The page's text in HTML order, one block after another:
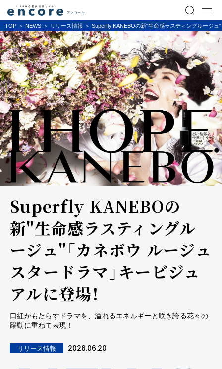
TOP NEWS リリース情報 Superfly KANEBOの新"生命感ラスティングルージ
Superfly KANEBOの
新"生命感ラスティングル
ージュ"「カネボウ ルージュ
スタードラマ」キービジュ
アルに登場！
口紅がもたらすドラマを、溢れるエネルギーと咲き誇る花々の
躍動に重ねて表現！
リリース情報 2026.06.20